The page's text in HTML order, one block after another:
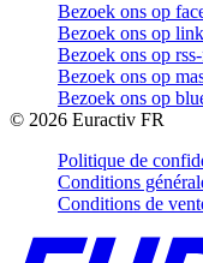
Bezoek ons op
Bezoek ons op
Bezoek ons op
Bezoek ons op
Bezoek ons op
© 2026 Euractiv FR
Politique de
Conditions
Conditions de